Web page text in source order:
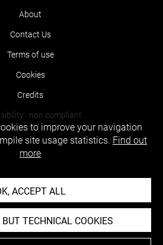
About
Contact Us
Terms of use
Cookies
Credits
: non compliant
to improve your navigation
site usage statistics. Find out
more
ACCEPT ALL
TECHNICAL COOKIES